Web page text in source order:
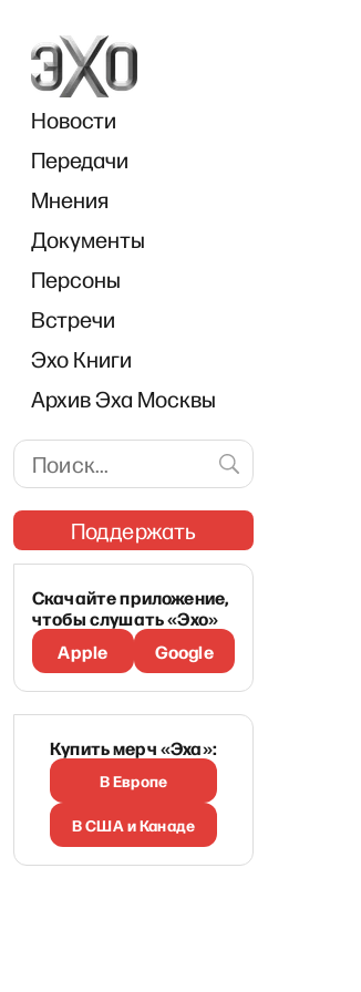
Новости
Передачи
Мнения
Документы
Персоны
Встречи
Эхо Книги
Архив Эха Москвы
Поддержать
Скачайте приложение,
чтобы слушать «Эхо»
Apple
Google
Купить мерч «Эха»:
В Европе
В США и Канаде